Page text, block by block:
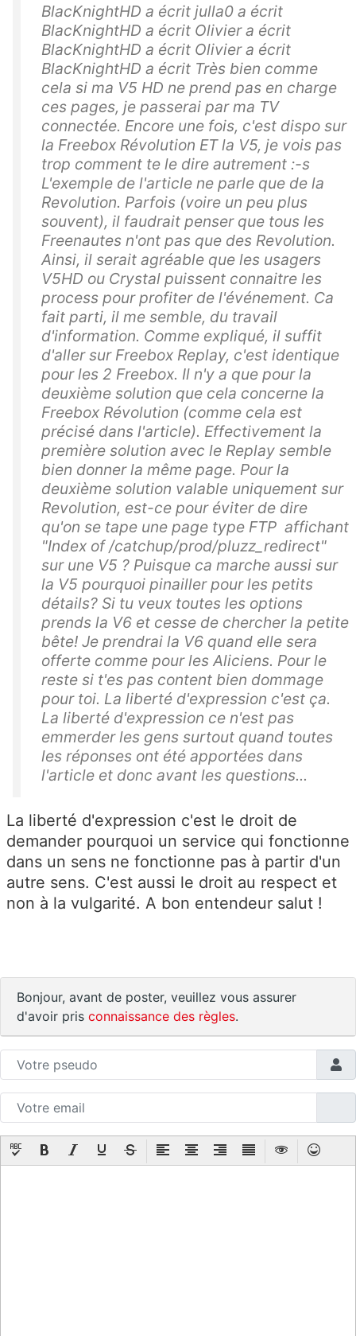
BlacKnightHD a écrit julla0 a écrit
BlacKnightHD a écrit Olivier a écrit
BlacKnightHD a écrit Olivier a écrit
BlacKnightHD a écrit Très bien comme
cela si ma V5 HD ne prend pas en charge
ces pages, je passerai par ma TV
connectée. Encore une fois, c'est dispo sur
la Freebox Révolution ET la V5, je vois pas
trop comment te le dire autrement :-s
L'exemple de l'article ne parle que de la
Revolution. Parfois (voire un peu plus
souvent), il faudrait penser que tous les
Freenautes n'ont pas que des Revolution.
Ainsi, il serait agréable que les usagers
V5HD ou Crystal puissent connaitre les
process pour profiter de l'événement. Ca
fait parti, il me semble, du travail
d'information. Comme expliqué, il suffit
d'aller sur Freebox Replay, c'est identique
pour les 2 Freebox. Il n'y a que pour la
deuxième solution que cela concerne la
Freebox Révolution (comme cela est
précisé dans l'article). Effectivement la
première solution avec le Replay semble
bien donner la même page. Pour la
deuxième solution valable uniquement sur
Revolution, est-ce pour éviter de dire
qu'on se tape une page type FTP affichant
"Index of /catchup/prod/pluzz_redirect"
sur une V5 ? Puisque ca marche aussi sur
la V5 pourquoi pinailler pour les petits
détails? Si tu veux toutes les options
prends la V6 et cesse de chercher la petite
bête! Je prendrai la V6 quand elle sera
offerte comme pour les Aliciens. Pour le
reste si t'es pas content bien dommage
pour toi. La liberté d'expression c'est ça.
La liberté d'expression ce n'est pas
emmerder les gens surtout quand toutes
les réponses ont été apportées dans
l'article et donc avant les questions...
La liberté d'expression c'est le droit de
demander pourquoi un service qui fonctionne
dans un sens ne fonctionne pas à partir d'un
autre sens. C'est aussi le droit au respect et
non à la vulgarité. A bon entendeur salut !
Bonjour, avant de poster, veuillez vous assurer
d'avoir pris connaissance des règles.